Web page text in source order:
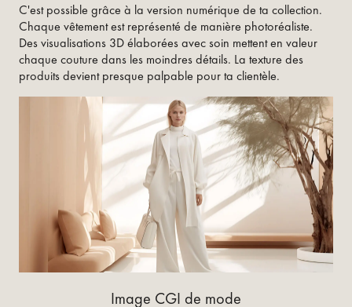
C'est possible grâce à la version numérique de ta collection.
Chaque vêtement est représenté de manière photoréaliste.
Des visualisations 3D élaborées avec soin mettent en valeur
chaque couture dans les moindres détails. La texture des
produits devient presque palpable pour ta clientèle.
Image CGI de mode